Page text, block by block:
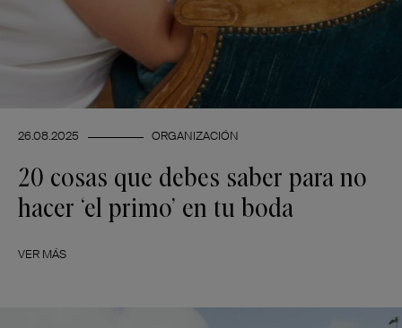
26.08.2025 ORGANIZACIÓN
20 cosas que debes saber para no
hacer ‘el primo’ en tu boda
VER MÁS